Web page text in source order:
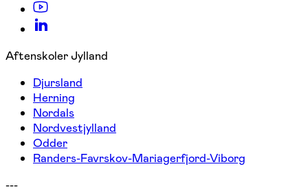
Aftenskoler Jylland
Djursland
Herning
Nordals
Nordvestjylland
Odder
Randers-Favrskov-Mariagerfjord-Viborg
---